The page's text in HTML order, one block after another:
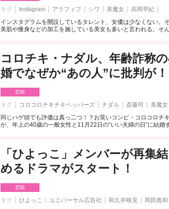
タグ Instagram アラフィフ シワ 美魔女
高岡早紀
インスタグラムを開設しているタレント、女優は少なくない。
美肌や痩身などの加工を施している美女も多いと言われる。そ
コロチキ・ナダル、年齢詐称
婚でなぜか“あの人”に批判が！
芸能
タグ コロコロチキチキペッパーズ ナダル 斎藤司 美魔女
同じハゲ頭でも評価は真っ二つ！？お笑いコンビ・コロコロチ
が、年上の40歳の一般女性と11月22日の“いい夫婦の日”に結婚
「ひよっこ」メンバーが再集
めるドラマがスタート！
芸能
タグ ひよっこ ユニバーサル広告社 和久井映見 岡田惠和